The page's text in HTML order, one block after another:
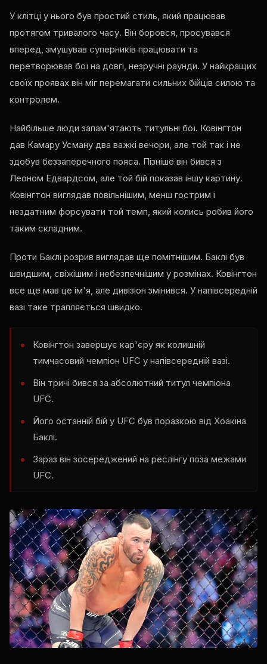
У клітці у нього був простий стиль, який працював
протягом тривалого часу. Він боровся, просувався
вперед, змушував суперників працювати та
перетворював бої на довгі, незручні раунди. У найкращих
своїх проявах він міг перемагати сильних бійців силою та
контролем.
Найбільше люди запам'ятають титульні бої. Ковінгтон
дав Камару Усману два важкі вечори, але той так і не
здобув беззаперечного пояса. Пізніше він бився з
Леоном Едвардсом, але той бій показав іншу картину.
Ковінгтон виглядав повільнішим, менш гострим і
нездатним форсувати той темп, який колись робив його
таким складним.
Проти Баклі розрив виглядав ще помітнішим. Баклі був
швидшим, свіжішим і небезпечнішим у розмінах. Ковінгтон
все ще мав це ім'я, але дивізіон змінився. У напівсередній
вазі таке трапляється швидко.
Ковінгтон завершує кар'єру як колишній
тимчасовий чемпіон UFC у напівсередній вазі.
Він тричі бився за абсолютний титул чемпіона
UFC.
Його останній бій у UFC був поразкою від Хоакіна
Баклі.
Зараз він зосереджений на реслінгу поза межами
UFC.